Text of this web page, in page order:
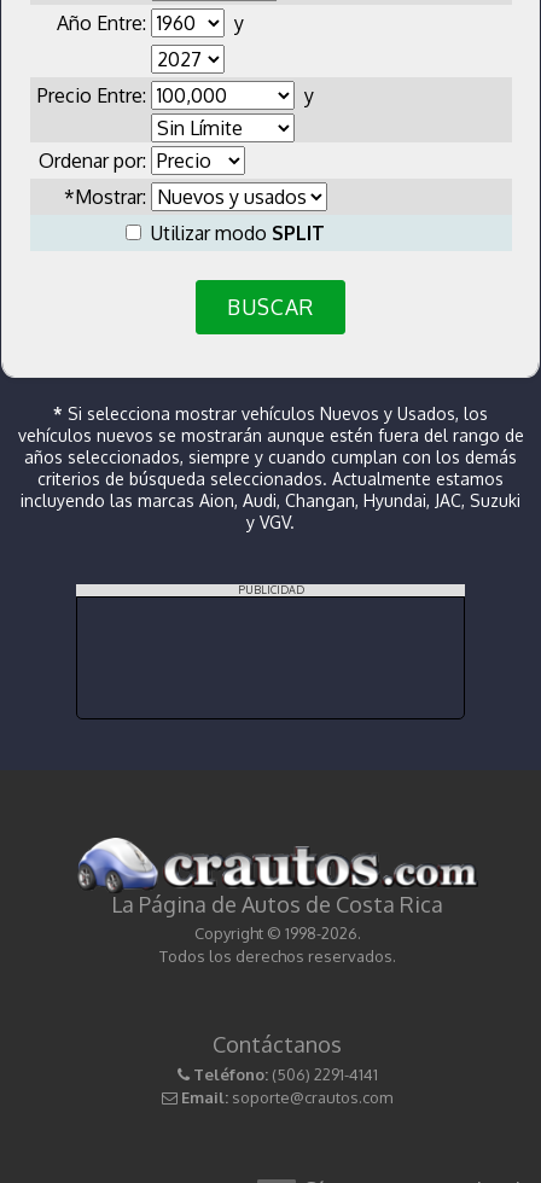
Año Entre:
y
Precio Entre: y
Ordenar por:
*Mostrar:
Utilizar modo SPLIT
BUSCAR
* Si selecciona mostrar vehículos Nuevos y Usados, los
vehículos nuevos se mostrarán aunque estén fuera del rango de
años seleccionados, siempre y cuando cumplan con los demás
criterios de búsqueda seleccionados. Actualmente estamos
incluyendo las marcas Aion, Audi, Changan, Hyundai, JAC, Suzuki
y VGV.
PUBLICIDAD
La Página de Autos de Costa Rica
Copyright © 1998-2026.
Todos los derechos reservados.
Contáctanos
Teléfono: (506) 2291-4141
Email: soporte@crautos.com